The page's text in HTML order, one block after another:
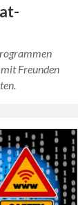
Freunden